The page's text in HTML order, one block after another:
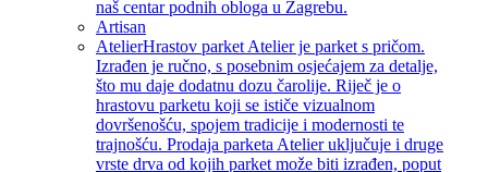
naš centar podnih obloga u Zagrebu.
Artisan
AtelierHrastov parket Atelier je parket s pričom.
Izrađen je ručno, s posebnim osjećajem za detalje,
što mu daje dodatnu dozu čarolije. Riječ je o
hrastovu parketu koji se ističe vizualnom
dovršenošću, spojem tradicije i modernosti te
trajnošću. Prodaja parketa Atelier uključuje i druge
vrste drva od kojih parket može biti izrađen, poput